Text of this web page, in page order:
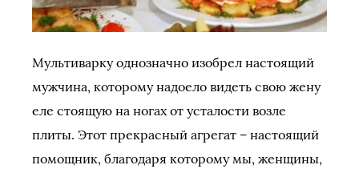
Мультиварку однозначно изобрел настоящий
мужчина, которому надоело видеть свою жену
еле стоящую на ногах от усталости возле
плиты. Этот прекрасный агрегат – настоящий
помощник, благодаря которому мы, женщины,